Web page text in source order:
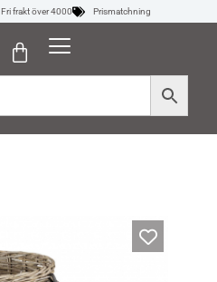
Fri frakt över 4000 Prismatchning